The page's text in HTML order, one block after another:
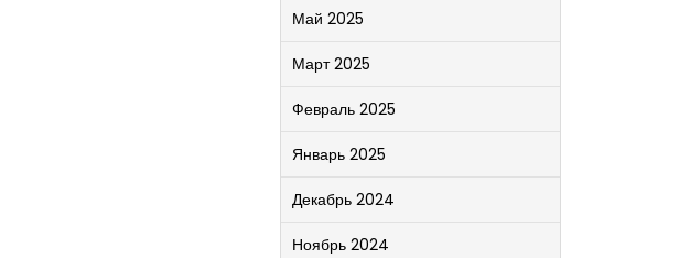
Май 2025
Март 2025
Февраль 2025
Январь 2025
Декабрь 2024
Ноябрь 2024